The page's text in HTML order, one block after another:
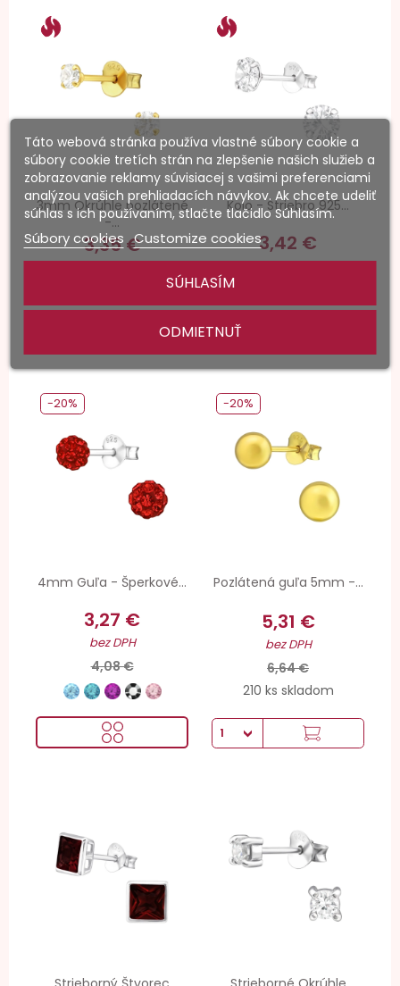
3mm Okrúhle pozlátené
-...
3,35 €
Kolo - Striebro 925...
3,42 €
bez DPH
4mm Guľa - Šperkové...
3,27 €
bez DPH
4,08 €
-20%
Pozlátená guľa 5mm -...
5,31 €
bez DPH
6,64 €
210 ks skladom
-20%
Táto webová stránka používa vlastné súbory cookie a
súbory cookie tretích strán na zlepšenie našich služieb a
zobrazovanie reklamy súvisiacej s vašimi preferenciami
analýzou vašich prehliadacích návykov. Ak chcete udeliť
súhlas s ich používaním, stlačte tlačidlo Súhlasím.
Súbory cookies Customize cookies
ODMIETNUŤ
SÚHLASÍM